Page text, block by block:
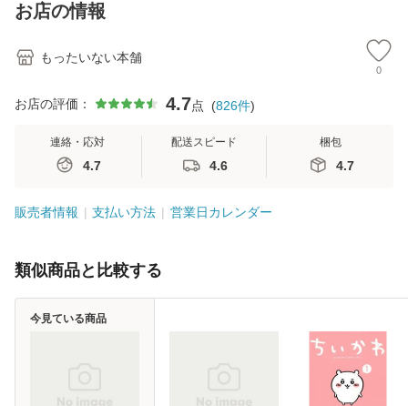
お店の情報
もったいない本舗
0
お店の評価： 4.7点 (826件)
連絡・応対
4.7
配送スピード
4.6
梱包
4.7
販売者情報 支払い方法 営業日カレンダー
類似商品と比較する
今見ている商品